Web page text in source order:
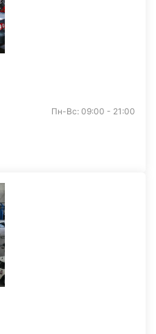
Пн-Вс: 09:00 - 21:00